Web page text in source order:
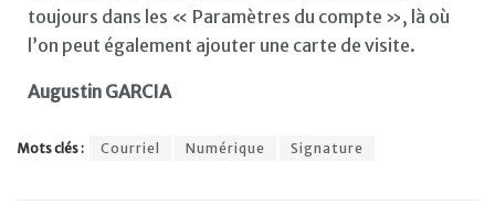
toujours dans les « Paramètres du compte », là où
l’on peut également ajouter une carte de visite.
Augustin GARCIA
Mots clés : Courriel Numérique Signature